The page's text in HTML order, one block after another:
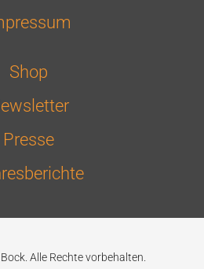
Shop
Presse
Alle Rechte vorbehalten.